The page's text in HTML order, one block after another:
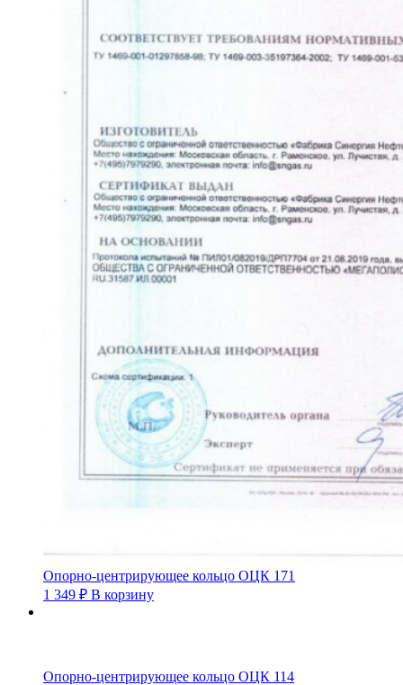
Опорно-центрирующее кольцо ОЦК 171
1 349 ₽ В корзину
Опорно-центрирующее кольцо ОЦК 114